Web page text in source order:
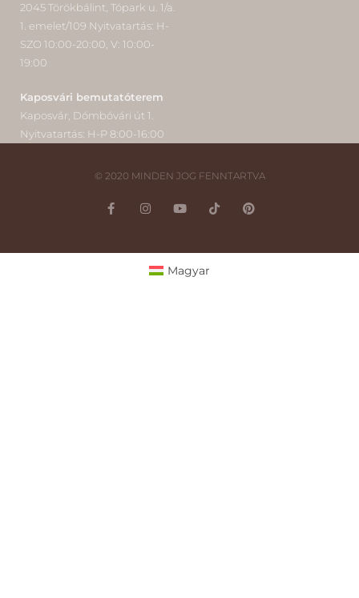
2045 Törökbálint, Tópark u. 1/a.
1. emelet/109 Nyitvatartás: H-
SZO 10:00-20:00, V: 10:00-
19:00
Kaposvári bemutatóterem
Kaposvár, Dómbóvári út 1.
Nyitvatartás: H-P 8:00-16:00
© 2020 MINDEN JOG FENNTARTVA
Magyar